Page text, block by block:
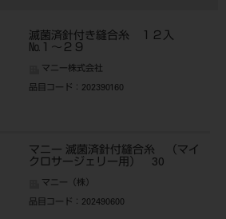
滅菌済針付き縫合糸 １２入
№１～２９
マニー株式会社
品目コード ：202390160
マニー 滅菌済針付縫合糸 （マイ
クロサージェリー用） 30
マニー（株）
品目コード ：202490600